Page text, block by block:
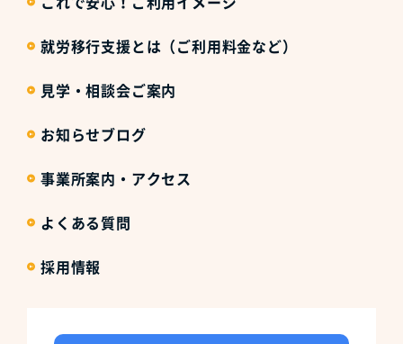
就労移行支援とは（ご利用料金など）
見学・相談会ご案内
お知らせブログ
事業所案内・アクセス
よくある質問
採用情報